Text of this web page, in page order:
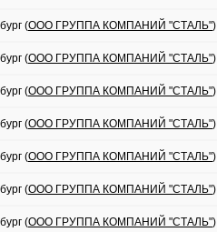
(ООО ГРУППА КОМПАНИЙ "СТАЛЬ")
(ООО ГРУППА КОМПАНИЙ "СТАЛЬ")
(ООО ГРУППА КОМПАНИЙ "СТАЛЬ")
(ООО ГРУППА КОМПАНИЙ "СТАЛЬ")
(ООО ГРУППА КОМПАНИЙ "СТАЛЬ")
(ООО ГРУППА КОМПАНИЙ "СТАЛЬ")
(ООО ГРУППА КОМПАНИЙ "СТАЛЬ")